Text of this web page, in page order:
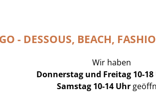
- DESSOUS, BEACH,
Wir haben
Donnerstag und Freitag 10-18
Samstag 10-14 Uhr